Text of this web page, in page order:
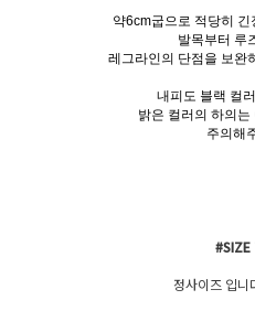
약6cm굽으로 적당히
발목부터 루
레그라인의 단점을 보완
내피도 블랙 컬
밝은 컬러의 하의는
주의해
#SIZE
정사이즈 입니